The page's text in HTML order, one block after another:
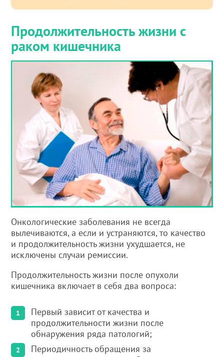
Продолжительность жизни с
раком кишечника
Онкологические заболевания не всегда
вылечиваются, а если и устраняются, то качество
и продолжительность жизни ухудшается, не
исключены случаи ремиссии.
Продолжительность жизни после опухоли
кишечника включает в себя два вопроса:
Первый зависит от качества и
продолжительности жизни после
обнаружения ряда патологий;
Периодичность обращения за